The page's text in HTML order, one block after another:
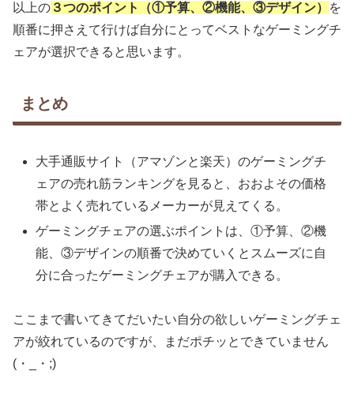
以上の ３つのポイント（①予算、②機能、③デザイン）
を
順番に押さえて行けば自分にとってベストなゲーミングチ
ェアが選択できると思います。
まとめ
大手通販サイト（アマゾンと楽天）のゲーミングチ
ェアの売れ筋ランキングを見ると、おおよその価格
帯とよく売れているメーカーが見えてくる。
ゲーミングチェアの選ぶポイントは、①予算、②機
能、③デザインの順番で決めていくとスムーズに自
分に合ったゲーミングチェアが購入できる。
ここまで書いてきてだいたい自分の欲しいゲーミングチェ
アが絞れているのですが、まだポチッとできていません
(・_・;)